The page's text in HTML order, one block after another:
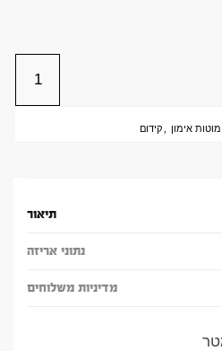
מוטות אימון ,קידום
תיאור
נתוני אריזה
מדיניות משלוחים